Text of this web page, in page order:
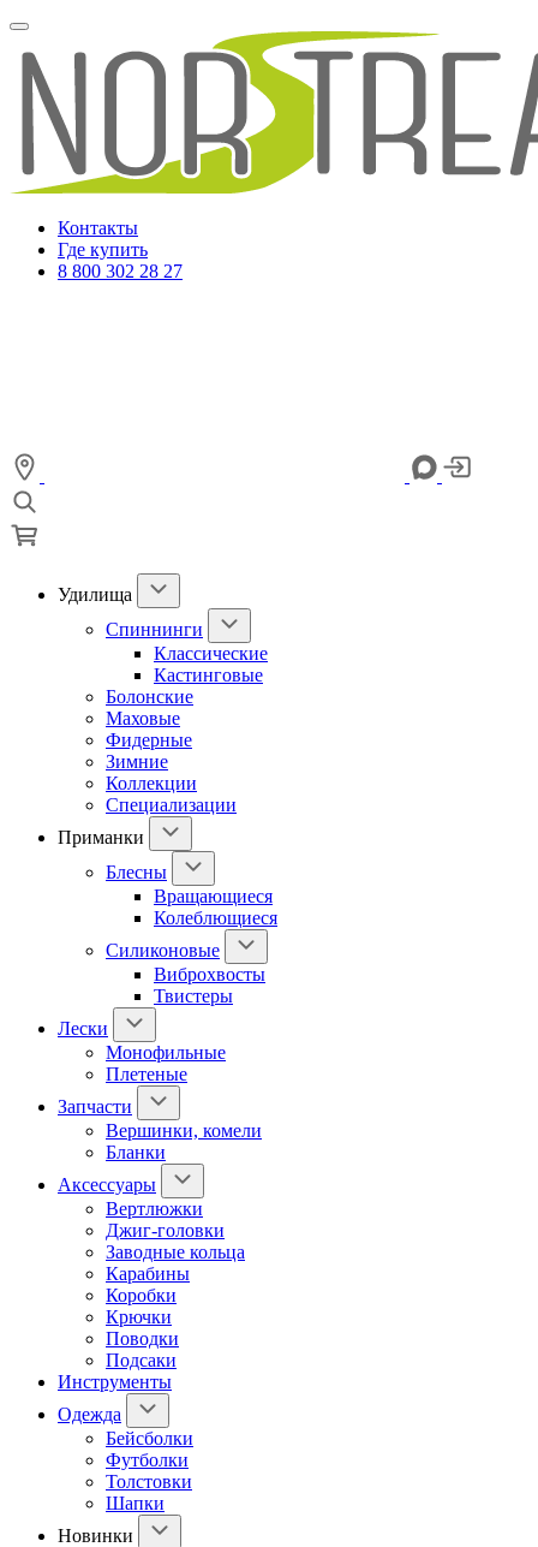
Контакты
Где купить
8 800 302 28 27
Удилища
Спиннинги
Классические
Кастинговые
Болонские
Маховые
Фидерные
Зимние
Коллекции
Специализации
Приманки
Блесны
Вращающиеся
Колеблющиеся
Силиконовые
Виброхвосты
Твистеры
Лески
Монофильные
Плетеные
Запчасти
Вершинки, комели
Бланки
Аксессуары
Вертлюжки
Джиг-головки
Заводные кольца
Карабины
Коробки
Крючки
Поводки
Подсаки
Инструменты
Одежда
Бейсболки
Футболки
Толстовки
Шапки
Новинки